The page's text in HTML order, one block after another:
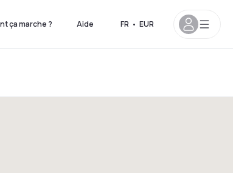
ça marche ? Aide FR • EUR